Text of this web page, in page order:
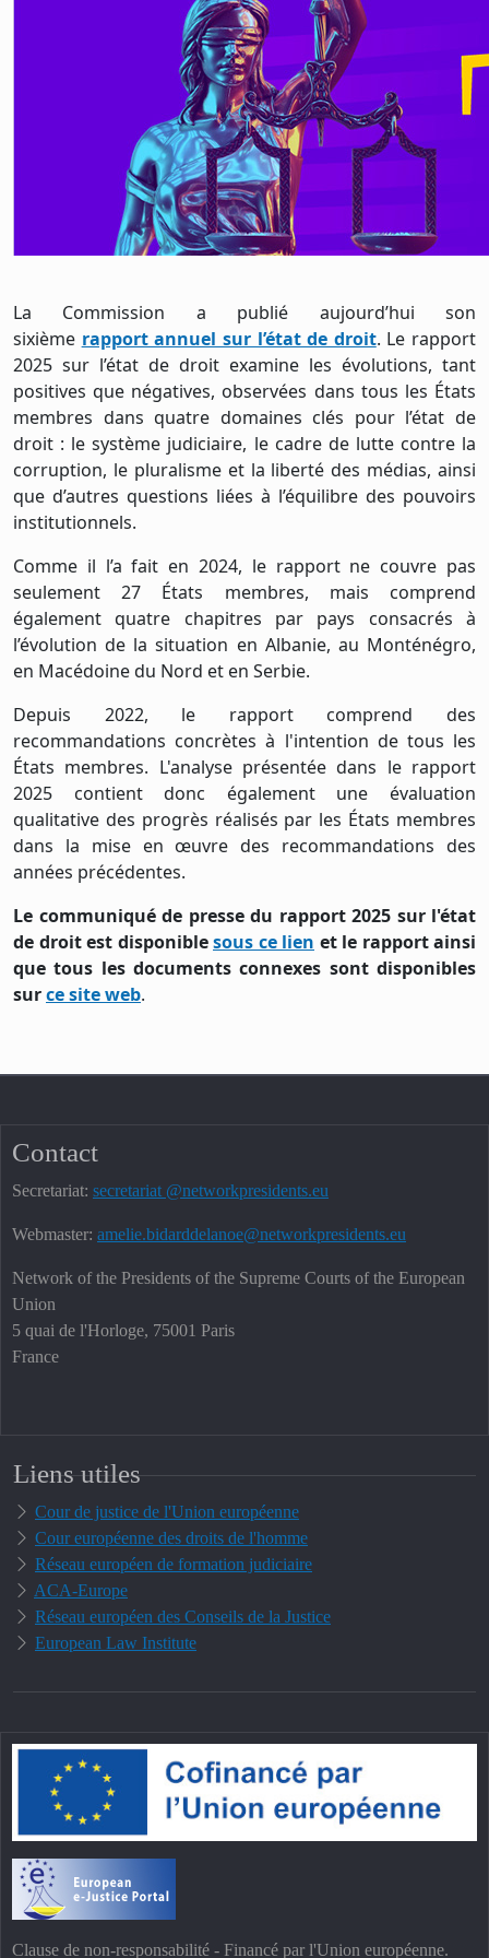
La Commission a publié aujourd’hui son
sixième rapport annuel sur l’état de droit. Le rapport
2025 sur l’état de droit examine les évolutions, tant
positives que négatives, observées dans tous les États
membres dans quatre domaines clés pour l’état de
droit : le système judiciaire, le cadre de lutte contre la
corruption, le pluralisme et la liberté des médias, ainsi
que d’autres questions liées à l’équilibre des pouvoirs
institutionnels.
Comme il l’a fait en 2024, le rapport ne couvre pas
seulement 27 États membres, mais comprend
également quatre chapitres par pays consacrés à
l’évolution de la situation en Albanie, au Monténégro,
en Macédoine du Nord et en Serbie.
Depuis 2022, le rapport comprend des
recommandations concrètes à l'intention de tous les
États membres. L'analyse présentée dans le rapport
2025 contient donc également une évaluation
qualitative des progrès réalisés par les États membres
dans la mise en œuvre des recommandations des
années précédentes.
Le communiqué de presse du rapport 2025 sur l'état
de droit est disponiblesous ce lien et le rapport ainsi
que tous les documents connexes sont disponibles
surce site web.
Contact
Secretariat: secretariat @networkpresidents.eu
Webmaster: amelie.bidarddelanoe@networkpresidents.eu
Network of the Presidents of the Supreme Courts of the European
Union
5 quai de l'Horloge, 75001 Paris
France
Liens utiles
Cour de justice de l'Union européenne
Cour européenne des droits de l'homme
Réseau européen de formation judiciaire
ACA-Europe
Réseau européen des Conseils de la Justice
European Law Institute
Clause de non-responsabilité - Financé par l'Union européenne.